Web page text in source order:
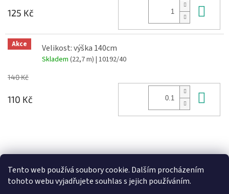
Tento web používá soubory cookie. Dalším procházením
tohoto webu vyjadřujete souhlas s jejich používáním.
125 Kč
Akce Velikost: výška 140cm
Skladem (22,7 m) | 10192/40
140 Kč
110 Kč
á